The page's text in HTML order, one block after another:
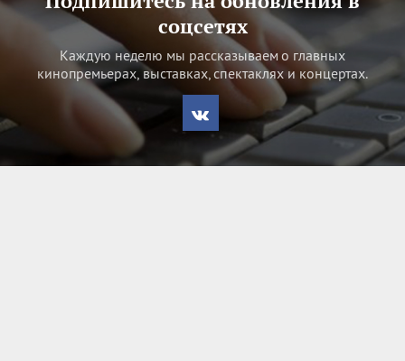
соцсетях
Каждую неделю мы рассказываем о главных
кинопремьерах, выставках, спектаклях и концертах.